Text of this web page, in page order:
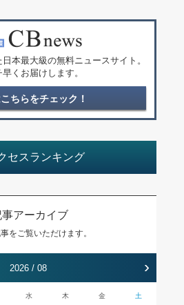
本最大級の無料ニュースサイト。
くお届けします。
ちらをチェック！
セスランキング
事アーカイブ
をご覧いただけます。
2026 / 08 ›
水 木 金 土